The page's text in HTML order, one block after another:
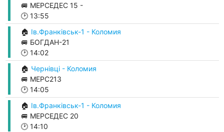
🚐 МЕРСЕДЕС 15 -
🕑 13:55
🏠 Ів.Франківськ-1 - Коломия
🚐 БОГДАН-21
🕑 14:02
🏠 Чернівці - Коломия
🚐 МЕРС213
🕑 14:05
🏠 Ів.Франківськ-1 - Коломия
🚐 МЕРСЕДЕС 20
🕑 14:10